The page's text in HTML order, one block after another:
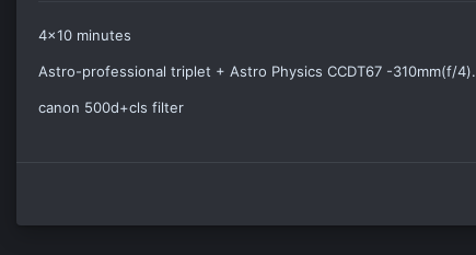
4x10 minutes
Astro-professional triplet + Astro Physics CCDT67 -310mm(f/4).
canon 500d+cls filter